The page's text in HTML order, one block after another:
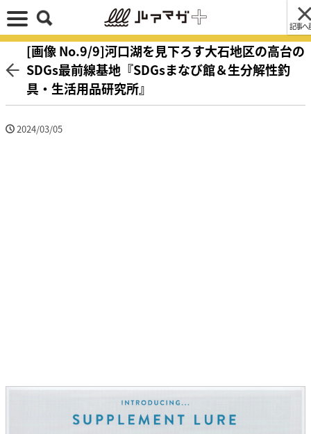
記事へ
[画像 No.9/9]河口湖を見下ろす大石地区の高台の
SDGs最前線基地『SDGsまなび館＆生分解性釣
具・生活用品研究所』
2024/03/05